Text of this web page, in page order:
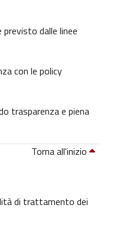
dalle linee
con le policy
trasparenza e piena
Torna all'inizio
di trattamento dei